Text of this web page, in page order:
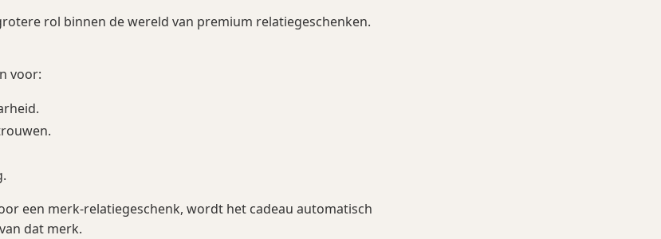
rol binnen de wereld van premium relatiegeschenken.
voor:
een merk-relatiegeschenk, wordt het cadeau automatisch
dat merk.